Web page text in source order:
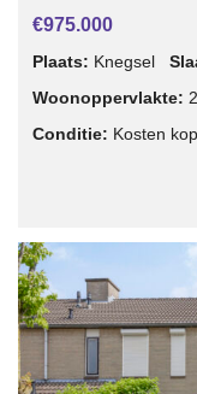
€975.000
Plaats: Knegsel
Woonoppervlakte:
Conditie: Kosten